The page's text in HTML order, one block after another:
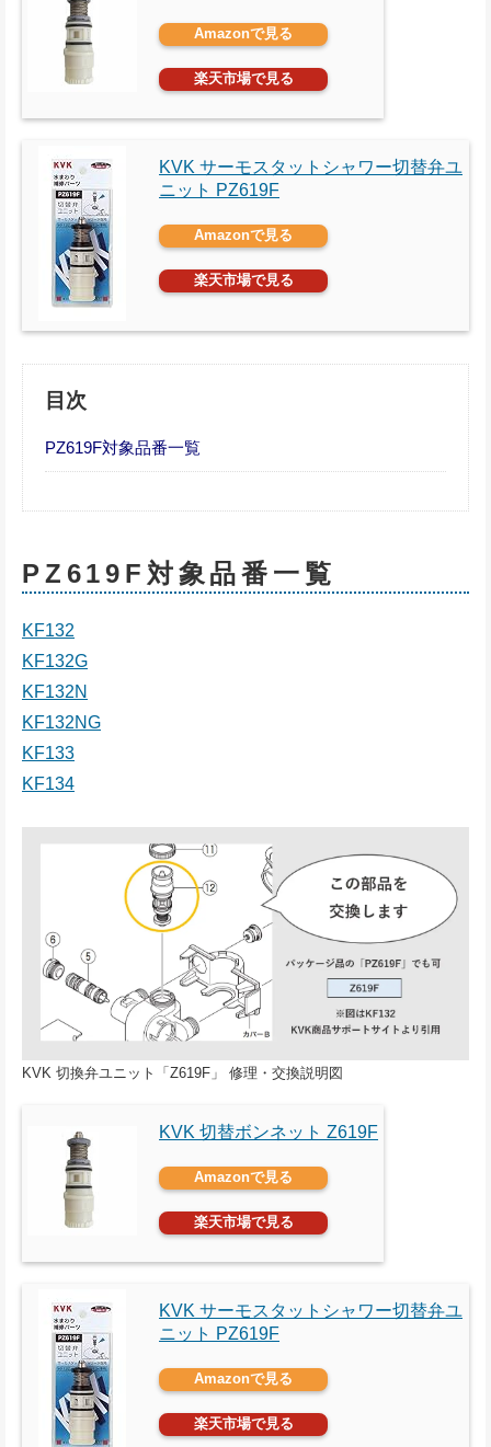
Amazonで見る
楽天市場で見る
KVK サーモスタットシャワー切替弁ユ
ニット PZ619F
Amazonで見る
楽天市場で見る
目次
PZ619F対象品番一覧
PZ619F対象品番一覧
KF132
KF132G
KF132N
KF132NG
KF133
KF134
KVK 切換弁ユニット「Z619F」 修理・交換説明図
KVK 切替ボンネット Z619F
Amazonで見る
楽天市場で見る
KVK サーモスタットシャワー切替弁ユ
ニット PZ619F
Amazonで見る
楽天市場で見る